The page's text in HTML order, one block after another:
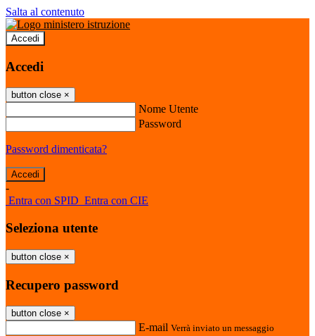
Salta al contenuto
Accedi
Accedi
button close ×
Nome Utente
Password
Password dimenticata?
-
Entra con SPID Entra con CIE
Seleziona utente
button close ×
Recupero password
button close ×
E-mail Verrà inviato un messaggio